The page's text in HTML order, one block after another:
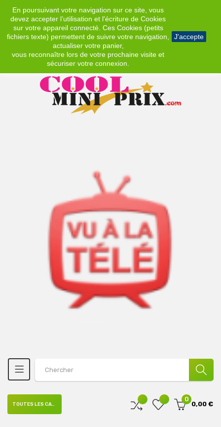
En poursuivant votre navigation sur ce site, vous
devez accepter l’utilisation et l'écriture de Cookies
sur votre appareil connecté. Ces Cookies (petits
fichiers texte) permettent de suivre votre navigation,
actualiser votre panier,
vous reconnaître lors de votre prochaine visite et
sécuriser votre connexion.
J'accepte
EUR
0
0,00 €
TOUTES LES CATÉGORIES